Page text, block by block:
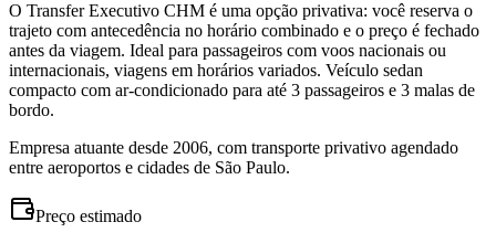
O Transfer Executivo CHM é uma opção privativa: você reserva o
trajeto com antecedência no horário combinado e o preço é fechado
antes da viagem. Ideal para passageiros com voos nacionais ou
internacionais, viagens em horários variados. Veículo sedan
compacto com ar-condicionado para até 3 passageiros e 3 malas de
bordo.
Empresa atuante desde 2006, com transporte privativo agendado
entre aeroportos e cidades de São Paulo.
Preço estimado